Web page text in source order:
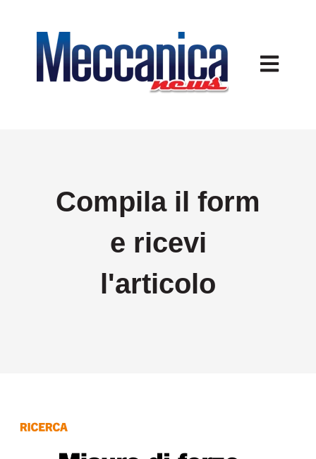
Apri
Compila il form
e ricevi
l'articolo